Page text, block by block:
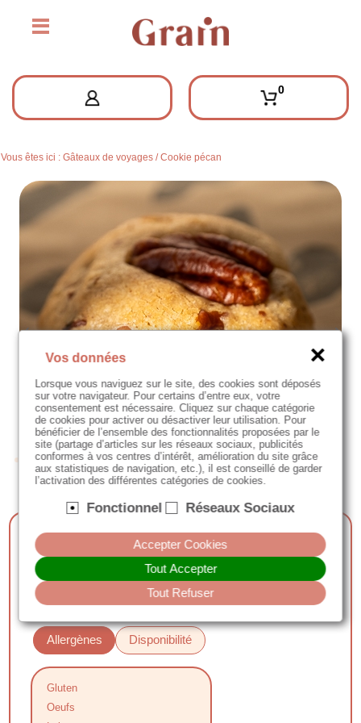
0
Vous êtes ici :Gâteaux de voyages / Cookie pécan
Cookie pécan
Allergènes Disponibilité
Gluten
Oeufs
Commencer ma commande
Vos données
Lorsque vous naviguez sur le site, des cookies sont déposés
sur votre navigateur. Pour certains d’entre eux, votre
consentement est nécessaire. Cliquez sur chaque catégorie
de cookies pour activer ou désactiver leur utilisation. Pour
bénéficier de l’ensemble des fonctionnalités proposées par le
site (partage d’articles sur les réseaux sociaux, publicités
conformes à vos centres d’intérêt, amélioration du site grâce
aux statistiques de navigation, etc.), il est conseillé de garder
l’activation des différentes catégories de cookies.
Fonctionnel Réseaux Sociaux
Accepter Cookies
Tout Accepter
Tout Refuser